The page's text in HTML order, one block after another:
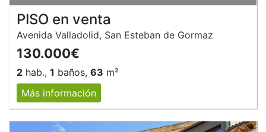
PISO en venta
Avenida Valladolid, San Esteban de Gormaz
130.000€
2 hab., 1 baños, 63 m²
Más información